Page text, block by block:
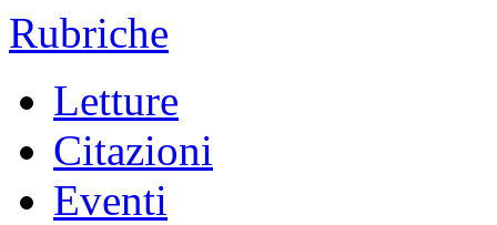
Rubriche
Letture
Citazioni
Eventi